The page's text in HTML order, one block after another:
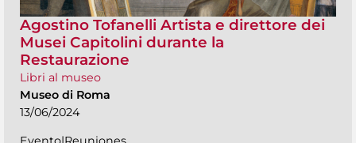
Agostino Tofanelli Artista e direttore dei
Musei Capitolini durante la
Restaurazione
Libri al museo
Museo di Roma
13/06/2024